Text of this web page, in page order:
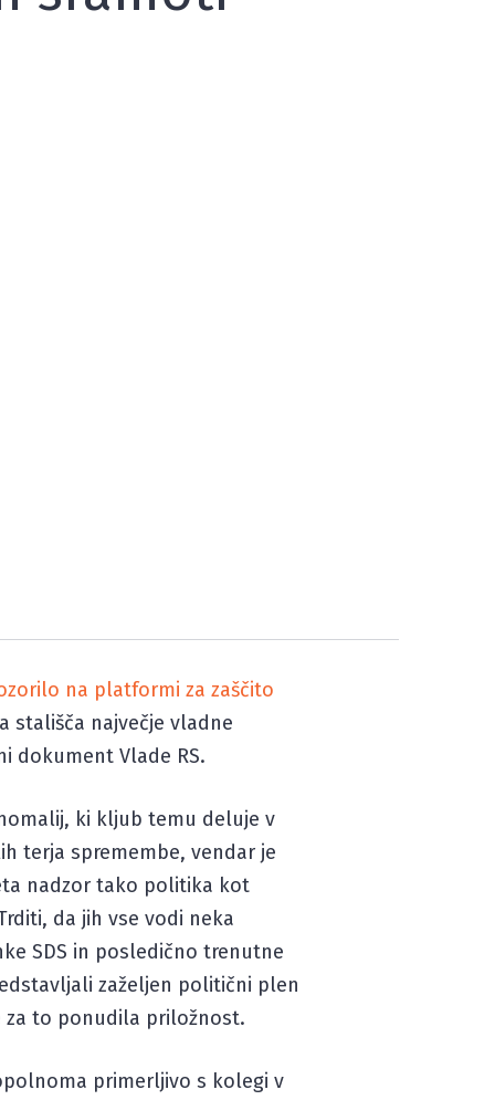
na platformi za zaščito
stališča največje vladne
dokument Vlade RS.
ki kljub temu deluje v
terja spremembe, vendar je
nadzor tako politika kot
da jih vse vodi neka
SDS in posledično trenutne
zaželjen politični plen
za to ponudila priložnost.
primerljivo s kolegi v